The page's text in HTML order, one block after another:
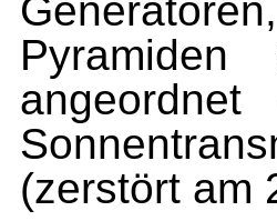
(zerstört am